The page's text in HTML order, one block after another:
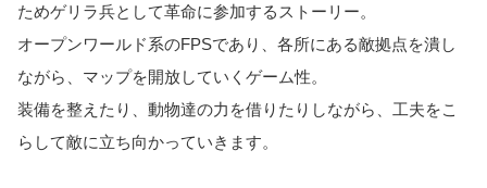
ためゲリラ兵として革命に参加するストーリー。
オープンワールド系のFPSであり、各所にある敵拠点を潰し
ながら、マップを開放していくゲーム性。
装備を整えたり、動物達の力を借りたりしながら、工夫をこ
らして敵に立ち向かっていきます。